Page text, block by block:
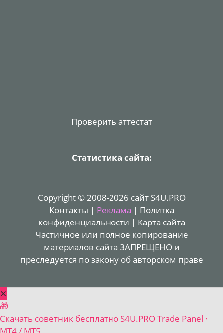
Проверить аттестат
Статистика сайта:
Copyright © 2008-2026 сайт S4U.PRO
Контакты | Реклама | Политка
конфиденциальности | Карта сайта
Частичное или полное копирование
материалов сайта ЗАПРЕЩЕНО и
преследуется по закону об авторском праве
✕
🎁
Скачать советник бесплатно S4U.PRO Trade Panel ·